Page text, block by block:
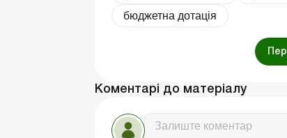
бюджетна дотація
Коментарі до матеріалу